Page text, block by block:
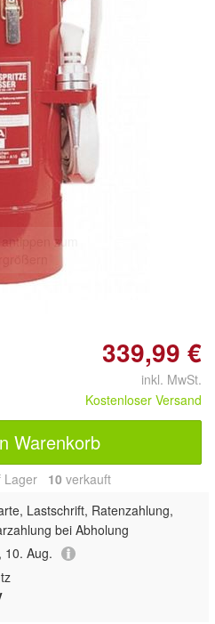
zum
339,99 €
inkl. MwSt.
Kostenloser Versand
Warenkorb
Lager 10 verkauft
Lastschrift, Ratenzahlung,
bei Abholung
10. Aug.